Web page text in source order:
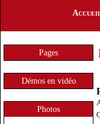
Pages
Démos en vidéo
Photos